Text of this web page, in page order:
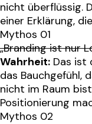
nicht überflüssig.
einer Erklärung,
Mythos 01
„Branding ist nur
Wahrheit: Das ist
das Bauchgefühl,
nicht im Raum
Positionierung
Mythos 02